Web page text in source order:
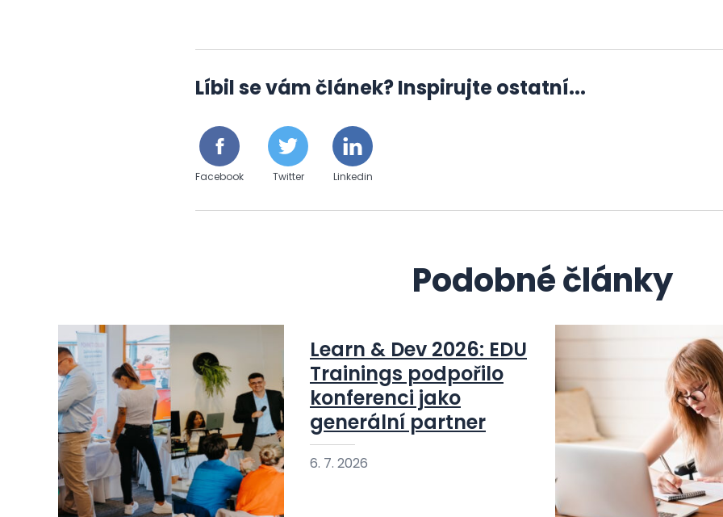
Líbil se vám článek? Inspirujte ostatní...
Facebook Twitter Linkedin
Podobné články
Learn & Dev 2026: EDU
Trainings podpořilo
konferenci jako
generální partner
6. 7. 2026